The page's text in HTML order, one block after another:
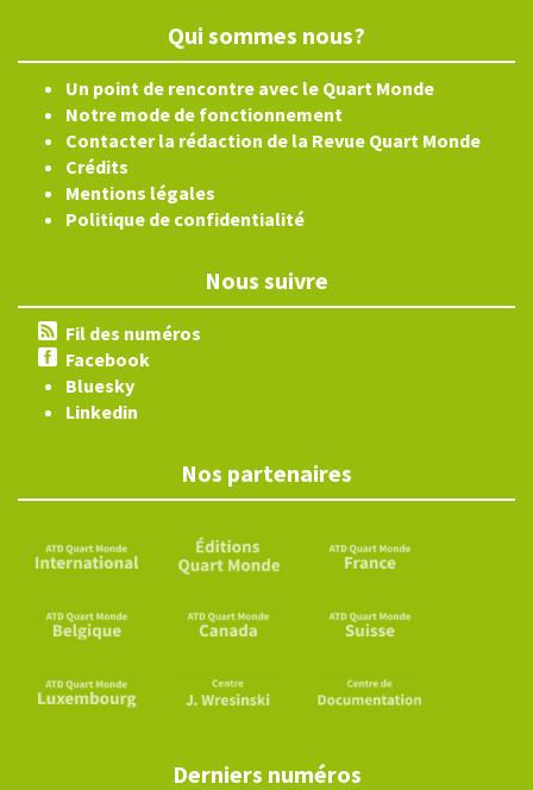
Qui sommes nous?
Un point de rencontre avec le Quart Monde
Notre mode de fonctionnement
Contacter la rédaction de la Revue Quart Monde
Crédits
Mentions légales
Politique de confidentialité
Nous suivre
Fil des numéros
Facebook
Bluesky
Linkedin
Nos partenaires
Derniers numéros